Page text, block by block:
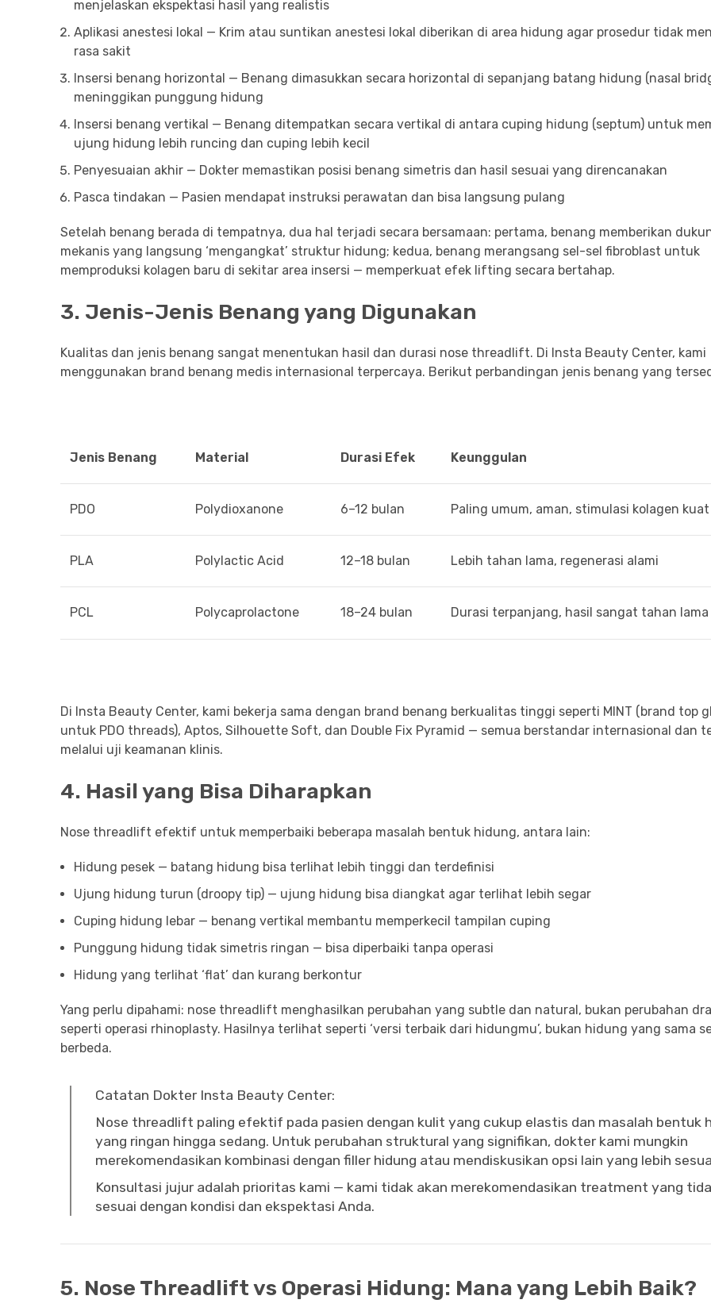
menjelaskan ekspektasi hasil yang realistis
Aplikasi anestesi lokal — Krim atau suntikan anestesi lokal diberikan di area hidung agar prosedur tidak
rasa sakit
Insersi benang horizontal — Benang dimasukkan secara horizontal di sepanjang batang hidung (nasal
meninggikan punggung hidung
Insersi benang vertikal — Benang ditempatkan secara vertikal di antara cuping hidung (septum) untuk
ujung hidung lebih runcing dan cuping lebih kecil
Penyesuaian akhir — Dokter memastikan posisi benang simetris dan hasil sesuai yang direncanakan
Pasca tindakan — Pasien mendapat instruksi perawatan dan bisa langsung pulang
Setelah benang berada di tempatnya, dua hal terjadi secara bersamaan: pertama, benang memberikan
mekanis yang langsung ‘mengangkat’ struktur hidung; kedua, benang merangsang sel-sel fibroblast untuk
memproduksi kolagen baru di sekitar area insersi — memperkuat efek lifting secara bertahap.
3. Jenis-Jenis Benang yang Digunakan
Kualitas dan jenis benang sangat menentukan hasil dan durasi nose threadlift. Di Insta Beauty Center, kami
menggunakan brand benang medis internasional terpercaya. Berikut perbandingan jenis benang yang
Jenis Benang Material Durasi Efek Keunggulan
PDO Polydioxanone 6–12 bulan Paling umum, aman, stimulasi kolagen kuat
PLA Polylactic Acid 12–18 bulan Lebih tahan lama, regenerasi alami
PCL Polycaprolactone 18–24 bulan Durasi terpanjang, hasil sangat tahan lama
Di Insta Beauty Center, kami bekerja sama dengan brand benang berkualitas tinggi seperti MINT (brand top
untuk PDO threads), Aptos, Silhouette Soft, dan Double Fix Pyramid — semua berstandar internasional dan
melalui uji keamanan klinis.
4. Hasil yang Bisa Diharapkan
Nose threadlift efektif untuk memperbaiki beberapa masalah bentuk hidung, antara lain:
Hidung pesek — batang hidung bisa terlihat lebih tinggi dan terdefinisi
Ujung hidung turun (droopy tip) — ujung hidung bisa diangkat agar terlihat lebih segar
Cuping hidung lebar — benang vertikal membantu memperkecil tampilan cuping
Punggung hidung tidak simetris ringan — bisa diperbaiki tanpa operasi
Hidung yang terlihat ‘flat’ dan kurang berkontur
Yang perlu dipahami: nose threadlift menghasilkan perubahan yang subtle dan natural, bukan perubahan
seperti operasi rhinoplasty. Hasilnya terlihat seperti ‘versi terbaik dari hidungmu’, bukan hidung yang sama
berbeda.
Catatan Dokter Insta Beauty Center:
Nose threadlift paling efektif pada pasien dengan kulit yang cukup elastis dan masalah bentuk
yang ringan hingga sedang. Untuk perubahan struktural yang signifikan, dokter kami mungkin
merekomendasikan kombinasi dengan filler hidung atau mendiskusikan opsi lain yang lebih
Konsultasi jujur adalah prioritas kami — kami tidak akan merekomendasikan treatment yang
sesuai dengan kondisi dan ekspektasi Anda.
5. Nose Threadlift vs Operasi Hidung: Mana yang Lebih Baik?